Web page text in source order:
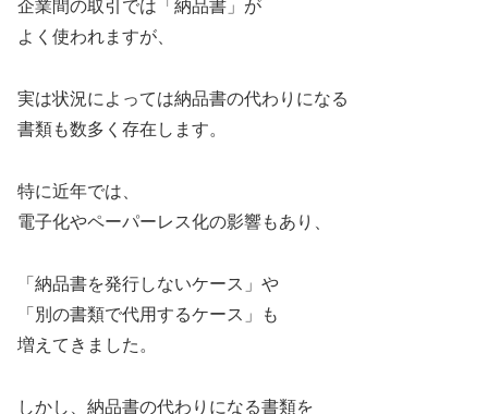
企業間の取引では「納品書」が
よく使われますが、
実は状況によっては納品書の代わりになる
書類も数多く存在します。
特に近年では、
電子化やペーパーレス化の影響もあり、
「納品書を発行しないケース」や
「別の書類で代用するケース」も
増えてきました。
しかし、納品書の代わりになる書類を